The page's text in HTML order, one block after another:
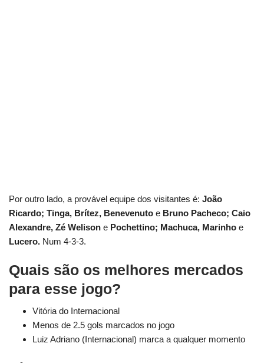
Por outro lado, a provável equipe dos visitantes é: João
Ricardo; Tinga, Brítez, Benevenuto e Bruno Pacheco; Caio
Alexandre, Zé Welison e Pochettino; Machuca, Marinho e
Lucero. Num 4-3-3.
Quais são os melhores mercados
para esse jogo?
Vitória do Internacional
Menos de 2.5 gols marcados no jogo
Luiz Adriano (Internacional) marca a qualquer momento